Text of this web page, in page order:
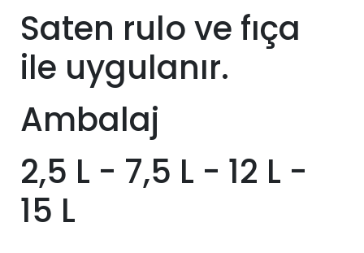
Saten rulo ve fıça
ile uygulanır.
Ambalaj
2,5 L - 7,5 L - 12 L -
15 L